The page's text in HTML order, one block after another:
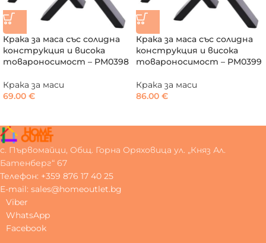
Крака за маса със солидна
конструкция и висока
товароносимост – PM0398
Крака за маси
69.00 €
Крака за маса със солидна
конструкция и висока
товароносимост – PM0399
Крака за маси
86.00 €
с. Първомайци, Общ. Горна Оряховица ул. „Княз Ал.
Батенберг“ 67
Телефон: +359 876 17 40 25
E-mail: sales@homeoutlet.bg
Viber
WhatsApp
Facebook